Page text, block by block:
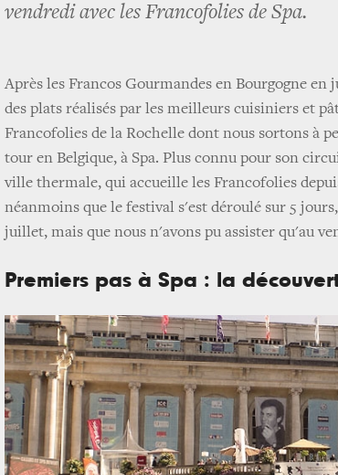
vendredi avec les Francofolies de Spa.
Après les Francos Gourmandes en Bourgogne en
des plats réalisés par les meilleurs cuisiniers et
Francofolies de la Rochelle dont nous sortons à
tour en Belgique, à Spa. Plus connu pour son
ville thermale, qui accueille les Francofolies
néanmoins que le festival s'est déroulé sur 5
juillet, mais que nous n'avons pu assister qu'au
Premiers pas à Spa : la